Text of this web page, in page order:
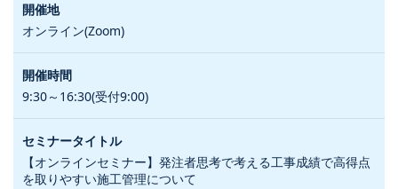
オンライン(Zoom)
9:30～16:30(受付9:00)
【オンラインセミナー】発注者思考で考える工事成績で高得点
を取りやすい施工管理について